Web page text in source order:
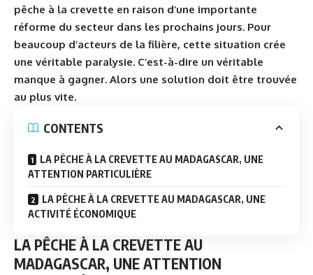
pêche à la crevette en raison d’une importante
réforme du secteur dans les prochains jours. Pour
beaucoup d’acteurs de la filière, cette situation crée
une véritable paralysie. C’est-à-dire un véritable
manque à gagner. Alors une solution doit être trouvée
au plus vite.
CONTENTS
LA PÊCHE À LA CREVETTE AU MADAGASCAR, UNE
ATTENTION PARTICULIÈRE
LA PÊCHE À LA CREVETTE AU MADAGASCAR, UNE
ACTIVITÉ ÉCONOMIQUE
LA PÊCHE À LA CREVETTE AU
MADAGASCAR, UNE ATTENTION